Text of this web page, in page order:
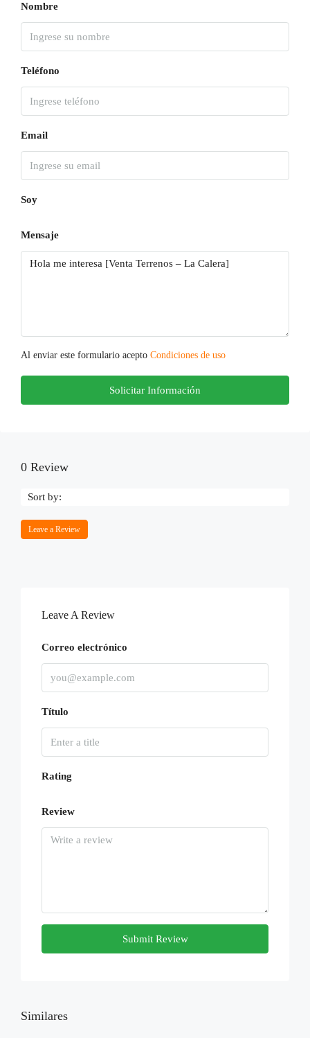
Nombre
Teléfono
Email
Soy
Mensaje
Al enviar este formulario acepto Condiciones de uso
Solicitar Información
0 Review
Sort by:
Leave a Review
Leave A Review
Correo electrónico
Título
Rating
Review
Submit Review
Similares